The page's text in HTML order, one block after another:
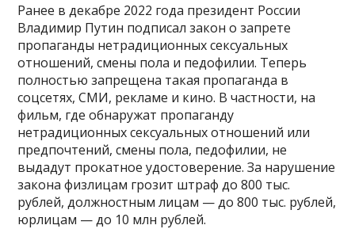
Ранее в декабре 2022 года президент России
Владимир Путин подписал закон о запрете
пропаганды нетрадиционных сексуальных
отношений, смены пола и педофилии. Теперь
полностью запрещена такая пропаганда в
соцсетях, СМИ, рекламе и кино. В частности, на
фильм, где обнаружат пропаганду
нетрадиционных сексуальных отношений или
предпочтений, смены пола, педофилии, не
выдадут прокатное удостоверение. За нарушение
закона физлицам грозит штраф до 800 тыс.
рублей, должностным лицам — до 800 тыс. рублей,
юрлицам — до 10 млн рублей.